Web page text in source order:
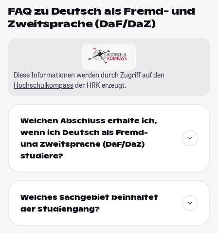
FAQ zu Deutsch als Fremd- und
Zweitsprache (DaF/DaZ)
Diese Informationen werden durch Zugriff auf den
Hochschulkompass der HRK erzeugt.
Welchen Abschluss erhalte ich,
wenn ich Deutsch als Fremd-
und Zweitsprache (DaF/DaZ)
studiere?
Welches Sachgebiet beinhaltet
der Studiengang?